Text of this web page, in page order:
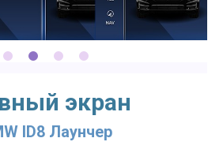
экран
ID8 Лаунчер